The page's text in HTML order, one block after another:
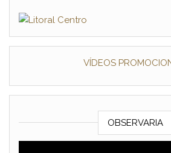
VÍDEOS
OBSERVARIA